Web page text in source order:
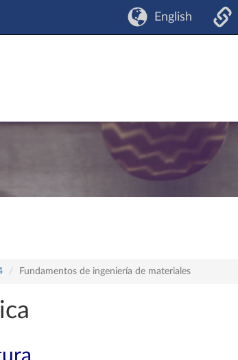
English
Fundamentos de ingeniería de materiales